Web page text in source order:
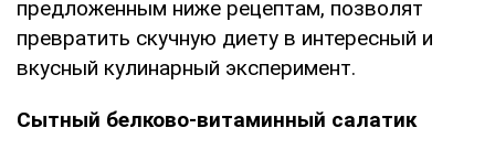
предложенным ниже рецептам, позволят
превратить скучную диету в интересный и
вкусный кулинарный эксперимент.
Сытный белково-витаминный салатик